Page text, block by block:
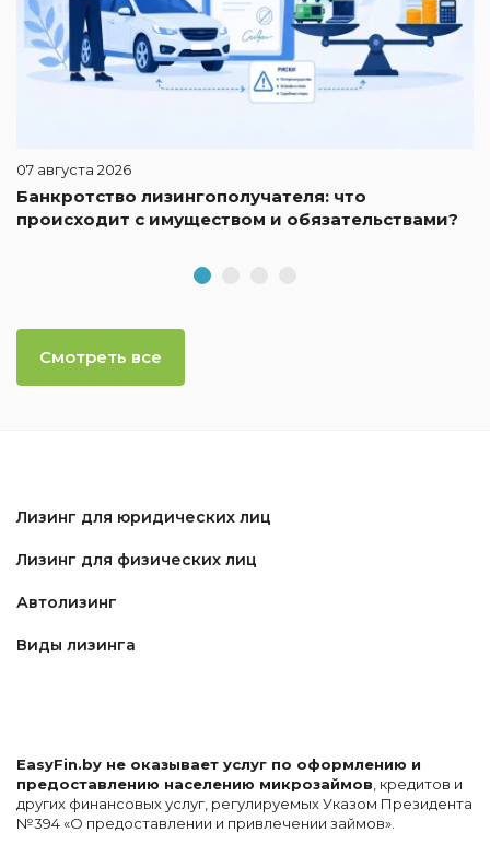
07 августа 2026
Банкротство лизингополучателя: что
происходит с имуществом и обязательствами?
Смотреть все
Лизинг для юридических лиц
Лизинг для физических лиц
Автолизинг
Виды лизинга
EasyFin.by не оказывает услуг по оформлению и
предоставлению населению микрозаймов , кредитов и
других финансовых услуг, регулируемых Указом Президента
№394 «О предоставлении и привлечении займов».